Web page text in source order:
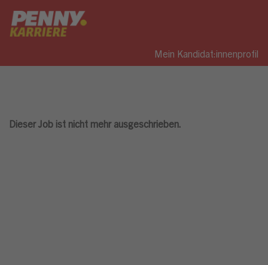
Mein Kandidat:innenprofil
Dieser Job ist nicht mehr ausgeschrieben.